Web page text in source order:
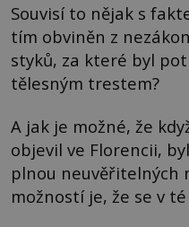
Souvisí to nějak s
tím obviněn z
styků, za které byl
tělesným trestem?
A jak je možné, že
objevil ve Florencii,
plnou neuvěřitelných
možností je, že se v